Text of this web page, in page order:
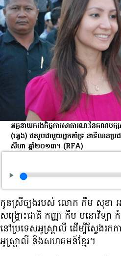
អគ្គនាយក​រង​កិច្ចការ​សាធារណៈ​នៃ​គណបក្
(ឆ្វេង) ថត​រូប​ជាមួយ​អ្នក​គាំទ្រ នា​ទីលាន​ប្
សីហា ឆ្នាំ​២០១៣។ (RFA)
កូន​ស្រី​ច្បង​របស់ លោក កឹម សុខា
សង្គ្រោះ​ជាតិ កញ្ញា កឹម មនោវិទ្យ
នៅ​ប្រទេស​អូស្ត្រាលី ដើម្បី​ស្វែង​រក​ក
អូស្ត្រាលី និង​សហគមន៍​ខ្មែរ។